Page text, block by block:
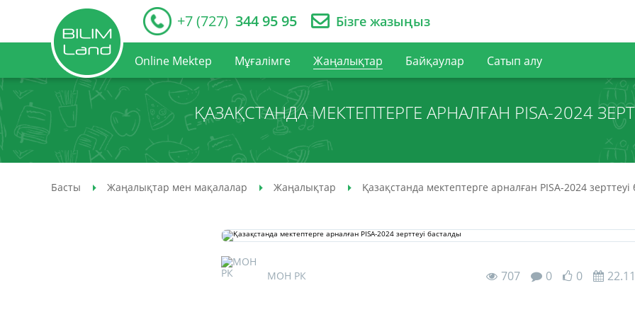
+7 (727) 344 95 95 Бізге жазыңыз
Online Mektep Мұғалімге Жаңалықтар Байқаулар Сатып алу
ҚАЗАҚСТАНДА МЕКТЕПТЕРГЕ АРНАЛҒАН PISA-2024
Басты Жаңалықтар мен мақалалар Жаңалықтар Қазақстанда мектептерге арналған PISA-2024
МОН РК 707 0 0